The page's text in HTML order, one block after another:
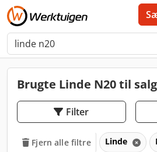
Brugte Linde N20 til salg
Filter
Fjern alle filtre Linde